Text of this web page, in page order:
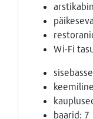
Wi-Fi
baarid: 7